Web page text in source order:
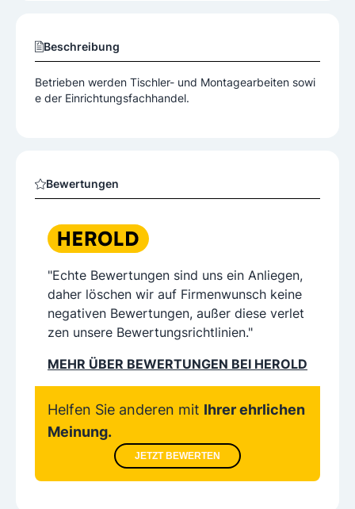
Beschreibung
Betrieben werden Tischler- und Montagearbeiten sowi
e der Einrichtungsfachhandel.
Bewertungen
"Echte Bewertungen sind uns ein Anliegen,
daher löschen wir auf Firmenwunsch keine
negativen Bewertungen, außer diese verlet
zen unsere Bewertungsrichtlinien."
MEHR ÜBER BEWERTUNGEN BEI HEROLD
Helfen Sie anderen mit Ihrer ehrlichen
Meinung.
JETZT BEWERTEN